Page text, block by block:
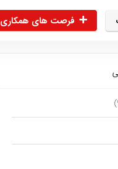
فرصت های همکاری